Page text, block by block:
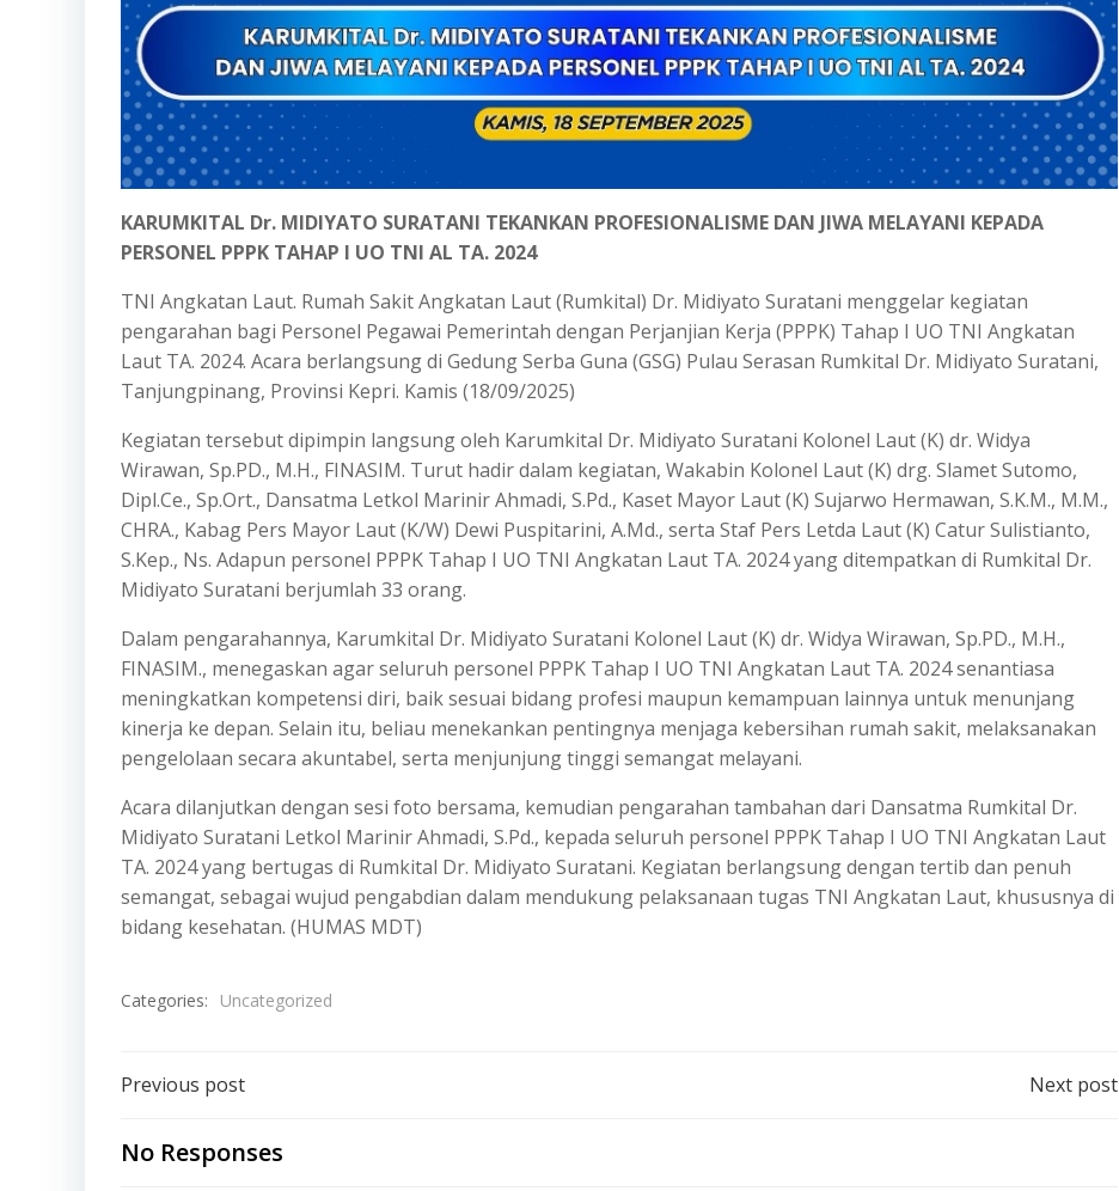
KARUMKITAL Dr. MIDIYATO SURATANI TEKANKAN PROFESIONALISME DAN JIWA MELAYANI KEPADA
PERSONEL PPPK TAHAP I UO TNI AL TA. 2024
TNI Angkatan Laut. Rumah Sakit Angkatan Laut (Rumkital) Dr. Midiyato Suratani menggelar kegiatan
pengarahan bagi Personel Pegawai Pemerintah dengan Perjanjian Kerja (PPPK) Tahap I UO TNI Angkatan
Laut TA. 2024. Acara berlangsung di Gedung Serba Guna (GSG) Pulau Serasan Rumkital Dr. Midiyato Suratani,
Tanjungpinang, Provinsi Kepri. Kamis (18/09/2025)
Kegiatan tersebut dipimpin langsung oleh Karumkital Dr. Midiyato Suratani Kolonel Laut (K) dr. Widya
Wirawan, Sp.PD., M.H., FINASIM. Turut hadir dalam kegiatan, Wakabin Kolonel Laut (K) drg. Slamet Sutomo,
Dipl.Ce., Sp.Ort., Dansatma Letkol Marinir Ahmadi, S.Pd., Kaset Mayor Laut (K) Sujarwo Hermawan, S.K.M., M.M.,
CHRA., Kabag Pers Mayor Laut (K/W) Dewi Puspitarini, A.Md., serta Staf Pers Letda Laut (K) Catur Sulistianto,
S.Kep., Ns. Adapun personel PPPK Tahap I UO TNI Angkatan Laut TA. 2024 yang ditempatkan di Rumkital Dr.
Midiyato Suratani berjumlah 33 orang.
Dalam pengarahannya, Karumkital Dr. Midiyato Suratani Kolonel Laut (K) dr. Widya Wirawan, Sp.PD., M.H.,
FINASIM., menegaskan agar seluruh personel PPPK Tahap I UO TNI Angkatan Laut TA. 2024 senantiasa
meningkatkan kompetensi diri, baik sesuai bidang profesi maupun kemampuan lainnya untuk menunjang
kinerja ke depan. Selain itu, beliau menekankan pentingnya menjaga kebersihan rumah sakit, melaksanakan
pengelolaan secara akuntabel, serta menjunjung tinggi semangat melayani.
Acara dilanjutkan dengan sesi foto bersama, kemudian pengarahan tambahan dari Dansatma Rumkital Dr.
Midiyato Suratani Letkol Marinir Ahmadi, S.Pd., kepada seluruh personel PPPK Tahap I UO TNI Angkatan Laut
TA. 2024 yang bertugas di Rumkital Dr. Midiyato Suratani. Kegiatan berlangsung dengan tertib dan penuh
semangat, sebagai wujud pengabdian dalam mendukung pelaksanaan tugas TNI Angkatan Laut, khususnya di
bidang kesehatan. (HUMAS MDT)
Categories: Uncategorized
Post
navigation
Previous post Next post
No Responses